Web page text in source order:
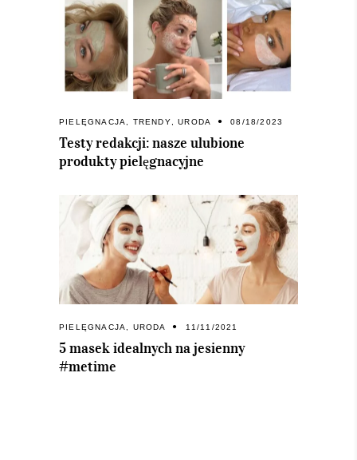
PIELĘGNACJA TRENDY ,URODA 08/18/2023
Testy redakcji: nasze ulubione
produkty pielęgnacyjne
PIELĘGNACJA, URODA 11/11/2021
5 masek idealnych na jesienny
#metime